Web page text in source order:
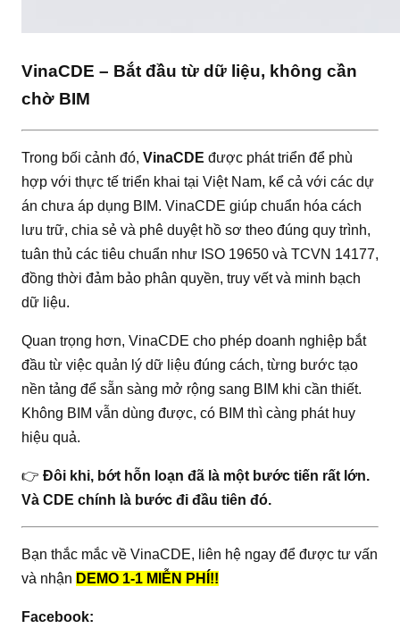
VinaCDE – Bắt đầu từ dữ liệu, không cần
chờ BIM
Trong bối cảnh đó, VinaCDE được phát triển để phù
hợp với thực tế triển khai tại Việt Nam, kể cả với các dự
án chưa áp dụng BIM. VinaCDE giúp chuẩn hóa cách
lưu trữ, chia sẻ và phê duyệt hồ sơ theo đúng quy trình,
tuân thủ các tiêu chuẩn như ISO 19650 và TCVN 14177,
đồng thời đảm bảo phân quyền, truy vết và minh bạch
dữ liệu.
Quan trọng hơn, VinaCDE cho phép doanh nghiệp bắt
đầu từ việc quản lý dữ liệu đúng cách, từng bước tạo
nền tảng để sẵn sàng mở rộng sang BIM khi cần thiết.
Không BIM vẫn dùng được, có BIM thì càng phát huy
hiệu quả.
👉 Đôi khi, bớt hỗn loạn đã là một bước tiến rất lớn.
Và CDE chính là bước đi đầu tiên đó.
Bạn thắc mắc về VinaCDE, liên hệ ngay để được tư vấn
và nhận DEMO 1-1 MIỄN PHÍ!!
Facebook: